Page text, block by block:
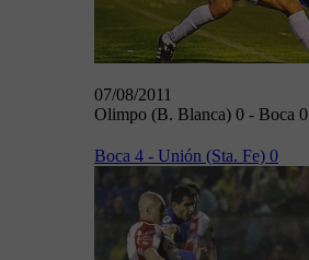
07/08/2011
Olimpo (B. Blanca) 0 - Boca 0
Boca 4 - Unión (Sta. Fe) 0